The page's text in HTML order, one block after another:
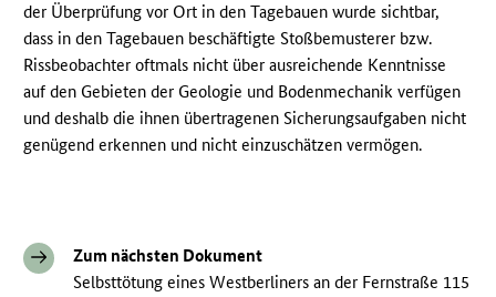
der Überprüfung vor Ort in den Tagebauen wurde sichtbar,
dass in den Tagebauen beschäftigte Stoßbemusterer bzw.
Rissbeobachter oftmals nicht über ausreichende Kenntnisse
auf den Gebieten der Geologie und Bodenmechanik verfügen
und deshalb die ihnen übertragenen Sicherungsaufgaben nicht
genügend erkennen und nicht einzuschätzen vermögen.
Zum nächsten Dokument
Selbsttötung eines Westberliners an der Fernstraße 115